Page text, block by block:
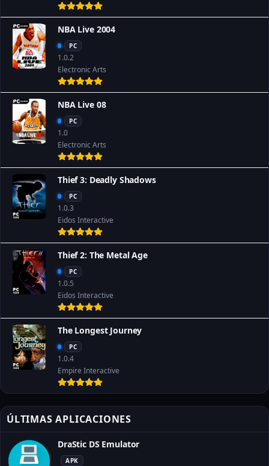
NBA Live 2004
PC
1.0.2
Electronic Arts
NBA Live 08
PC
1.0
Electronic Arts
Thief 3: Deadly Shadows
PC
1.0.3
Eidos Interactive
Thief 2: The Metal Age
PC
1.0.5
Eidos Interactive
The Longest Journey
PC
1.0.4
Empire Interactive
ÚLTIMAS APLICACIONES
DraStic DS Emulator
APK